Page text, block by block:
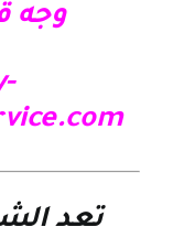
وجه قبلي:-
تعد